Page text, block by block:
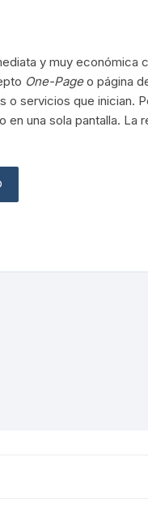
y muy económica
One-Pageo página
servicios que inician.
una sola pantalla. La